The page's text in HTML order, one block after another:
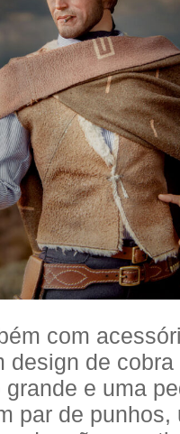
com
design de
e uma
par de punhos,